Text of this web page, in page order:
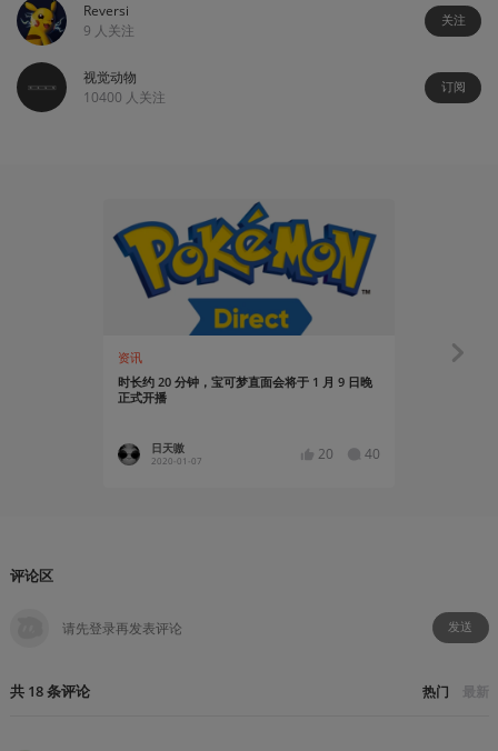
Reversi
9 人关注
关注
视觉动物
10400 人关注
订阅
资讯
时长约 20 分钟，宝可梦直面会将于 1 月 9 日晚
正式开播
日天嗷
2020-01-07 20 40
玩出花儿来
评论区
发送
共 18条评论 热门 最新